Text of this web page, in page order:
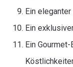
Ein
Ein
Ein